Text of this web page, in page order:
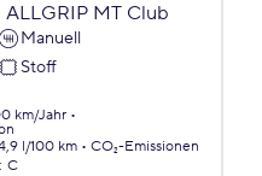
ALLGRIP MT Club
Manuell
Stoff
km/Jahr
l/100 km
CO₂-Emissionen
: C